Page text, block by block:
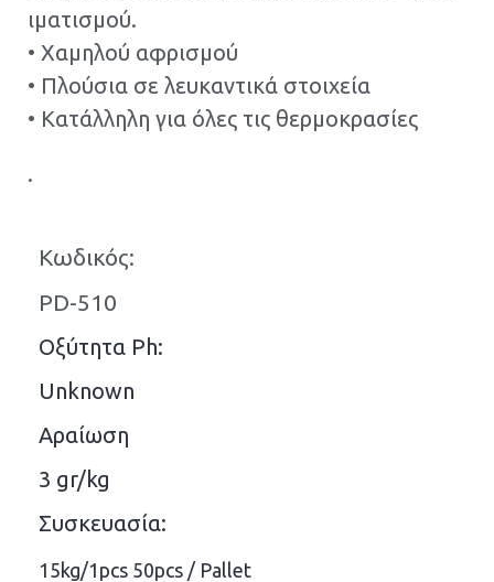
ιματισμού.
• Χαμηλού αφρισμού
• Πλούσια σε λευκαντικά στοιχεία
• Κατάλληλη για όλες τις θερμοκρασίες
.
Κωδικός:
PD-510
Οξύτητα Ph:
Unknown
Αραίωση
3 gr/kg
Συσκευασία:
15kg/1pcs 50pcs / Pallet